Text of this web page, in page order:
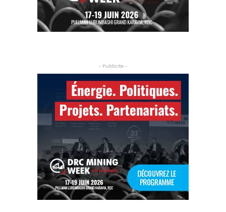
- Publicite -